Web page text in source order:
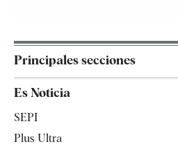
Principales secciones
Es Noticia
SEPI
Plus Ultra